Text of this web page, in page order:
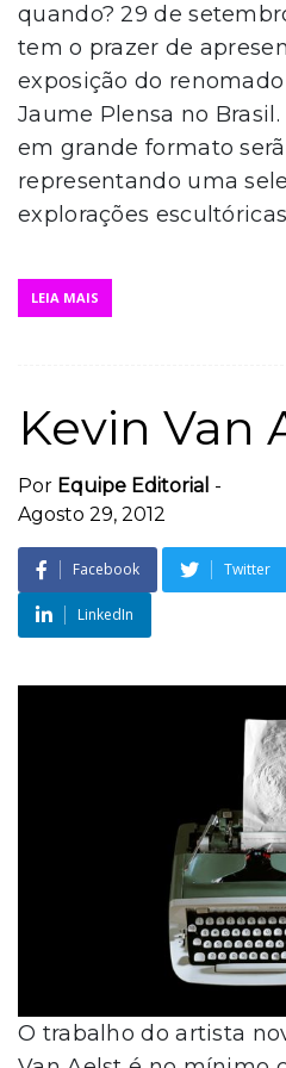
quando? 29 de
tem o prazer de
exposição do
Jaume Plensa no
em grande formato
representando uma
explorações
LEIA MAIS
Kevin Van
Por Equipe Editorial -
Agosto 29, 2012
Facebook Twitter
LinkedIn
O trabalho do artista